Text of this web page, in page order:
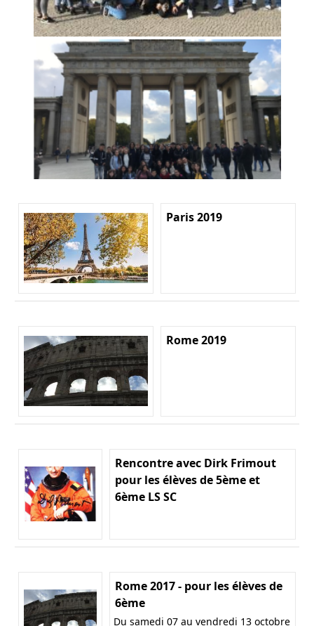
Paris 2019
Rome 2019
Rencontre avec Dirk Frimout
pour les élèves de 5ème et
6ème LS SC
Rome 2017 - pour les élèves de
6ème
Du samedi 07 au vendredi 13 octobre